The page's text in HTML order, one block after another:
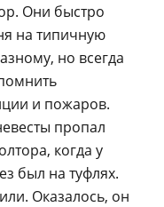
Они быстро
на типичную
но всегда
и пожаров.
пропал
когда у
был на туфлях.
Оказалось, он